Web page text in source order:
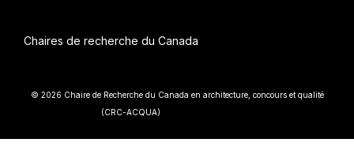
Chaires de recherche du Canada
© 2026 Chaire de Recherche du Canada en architecture, concours et qualité
(CRC-ACQUA)